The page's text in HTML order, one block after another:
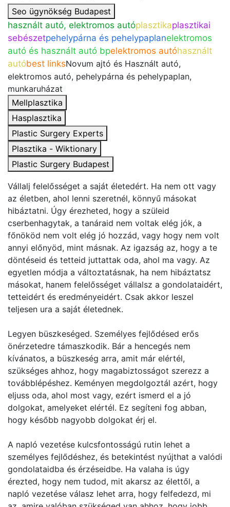
Seo ügynökség Budapest
használt autó, elektromos autóplasztikaplasztikai
sebészetpehelypárna és pehelypaplanelektromos
autó és használt autó bpelektromos autóhasznált
autóbest linksNovum ajtó és Használt autó,
elektromos autó, pehelypárna és pehelypaplan,
munkaruházat
Mellplasztika
Hasplasztika
Plastic Surgery Experts
Plasztika - Wiktionary
Plastic Surgery Budapest
Vállalj felelősséget a saját életedért. Ha nem ott vagy
az életben, ahol lenni szeretnél, könnyű másokat
hibáztatni. Úgy érezheted, hogy a szüleid
cserbenhagytak, a tanáraid nem voltak elég jók, a
főnököd nem volt elég jó hozzád, vagy hogy nem volt
annyi előnyöd, mint másnak. Az igazság az, hogy a te
döntéseid és tetteid juttattak oda, ahol ma vagy. Az
egyetlen módja a változtatásnak, ha nem hibáztatsz
másokat, hanem felelősséget vállalsz a gondolataidért,
tetteidért és eredményeidért. Csak akkor leszel
teljesen ura a saját életednek.
Legyen büszkeséged. Személyes fejlődésed erős
önérzetedre támaszkodik. Bár a hencegés nem
kívánatos, a büszkeség arra, amit már elértél,
szükséges ahhoz, hogy magabiztosságot szerezz a
továbblépéshez. Keményen megdolgoztál azért, hogy
eljuss oda, ahol most vagy, ezért ismerd el a jó
dolgokat, amelyeket elértél. Ez segíteni fog abban,
hogy később nagyobb dolgokat érj el.
A napló vezetése kulcsfontosságú rutin lehet a
személyes fejlődéshez, és betekintést nyújthat a valódi
gondolataidba és érzéseidbe. Ha valaha is úgy
érezted, hogy nem tudod, mit akarsz az élettől, a
napló vezetése válasz lehet arra, hogy felfedezd, mi